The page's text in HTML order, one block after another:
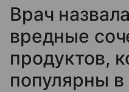
Врач
вредные
продуктов,
популярны